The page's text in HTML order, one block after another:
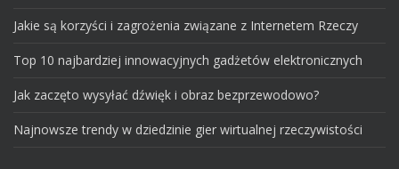
Jakie są korzyści i zagrożenia związane z Internetem Rzeczy
Top 10 najbardziej innowacyjnych gadżetów elektronicznych
Jak zaczęto wysyłać dźwięk i obraz bezprzewodowo?
Najnowsze trendy w dziedzinie gier wirtualnej rzeczywistości